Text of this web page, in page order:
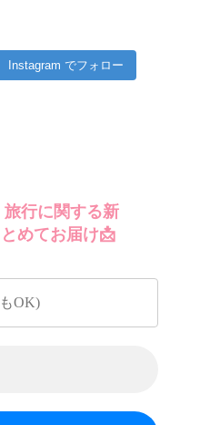
Instagram でフォロー
旅行に関する新
めてお届け📩